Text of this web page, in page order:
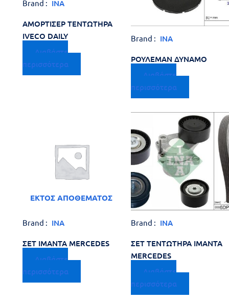
Brand : INA
ΑΜΟΡΤΙΣΕΡ ΤΕΝΤΩΤΗΡΑ
IVECO DAILY
Διαβάστε
περισσότερα
Brand : INA
ΡΟΥΛΕΜΑΝ ΔΥΝΑΜΟ
Διαβάστε
περισσότερα
ΕΚΤΌΣ ΑΠΟΘΈΜΑΤΟΣ
Brand : INA
ΣΕΤ ΙΜΑΝΤΑ MERCEDES
Διαβάστε
περισσότερα
Brand : INA
ΣΕΤ ΤΕΝΤΩΤΗΡΑ ΙΜΑΝΤΑ
MERCEDES
Διαβάστε
περισσότερα
all